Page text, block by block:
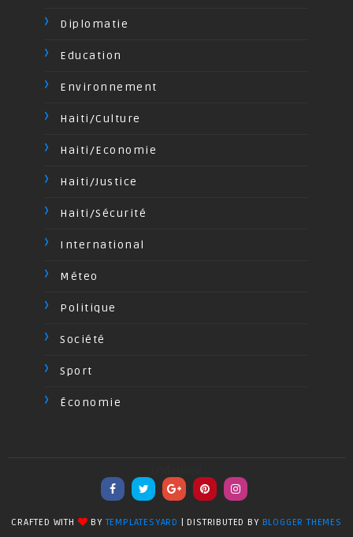
Diplomatie
Education
Environnement
Haiti/Culture
Haiti/Economie
Haiti/Justice
Haiti/Sécurité
International
Méteo
Politique
Société
Sport
Économie
CRAFTED WITH BYTEMPLATESYARD | DISTRIBUTED BY BLOGGER THEMES